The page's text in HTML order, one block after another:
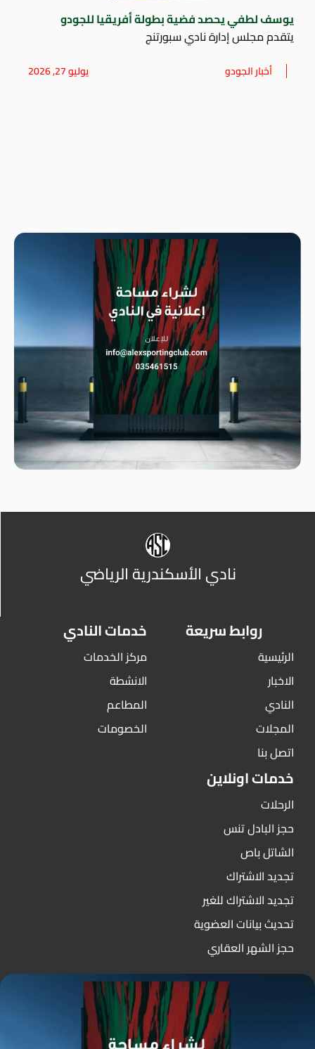
يوسف لطفي يحصد فضية بطولة أفريقيا للجودو
يتقدم مجلس إدارة نادي سبورتنج
أخبار الجودو يوليو 27, 2026
نادي الأسكندرية الرياضي
روابط سريعة
الرئيسية
الاخبار
النادي
المجلات
اتصل بنا
خدمات النادي
مركز الخدمات
الانشطة
المطاعم
الخصومات
خدمات اونلاين
الرحلات
حجز البادل تنس
الشاتل باص
تجديد الاشتراك
تجديد الاشتراك للغير
تحديث بيانات العضوية
حجز الشهر العقاري